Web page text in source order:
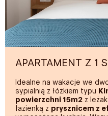
Sofa
Żelazko
PRYWATNA ŁAZIENKA
Ręczniki kąpielowe i
Świetliki szklane w
Suszarka do włosów
APARTAMENT Z 1
Idealne na wakacje we
sypialnią z łóżkiem typu
powierzchni 15m2 z
łazienką z prysznicem z